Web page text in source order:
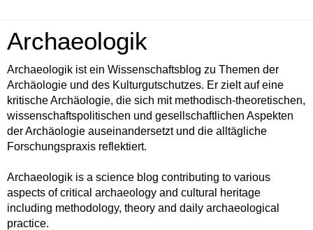
Archaeologik
Archaeologik ist ein Wissenschaftsblog zu Themen der
Archäologie und des Kulturgutschutzes. Er zielt auf eine
kritische Archäologie, die sich mit methodisch-theoretischen,
wissenschaftspolitischen und gesellschaftlichen Aspekten
der Archäologie auseinandersetzt und die alltägliche
Forschungspraxis reflektiert.
Archaeologik is a science blog contributing to various
aspects of critical archaeology and cultural heritage
including methodology, theory and daily archaeological
practice.